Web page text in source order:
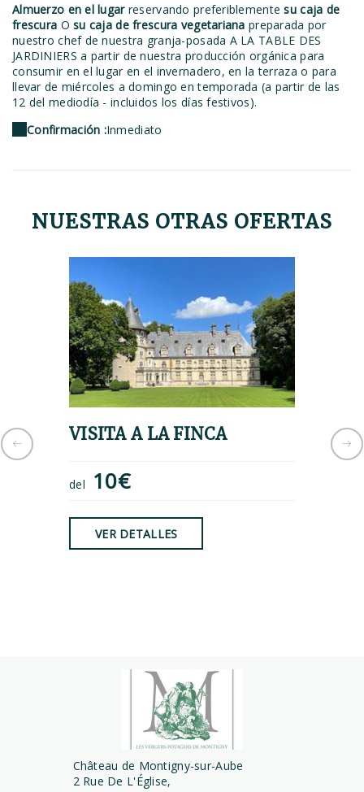
Almuerzo en el lugarreservando preferiblementesu caja de
frescura Osu caja de frescura vegetariana preparada por
nuestro chef de nuestra granja-posada A LA TABLE DES
JARDINIERS a partir de nuestra producción orgánica para
consumir en el lugar en el invernadero, en la terraza o para
llevar de miércoles a domingo en temporada (a partir de las
12 del mediodía - incluidos los días festivos).
Confirmación :Inmediato
NUESTRAS OTRAS OFERTAS
VISITA A LA FINCA
del 10€
VER DETALLES
EL
Château de Montigny-sur-Aube
2 Rue De L'Église,